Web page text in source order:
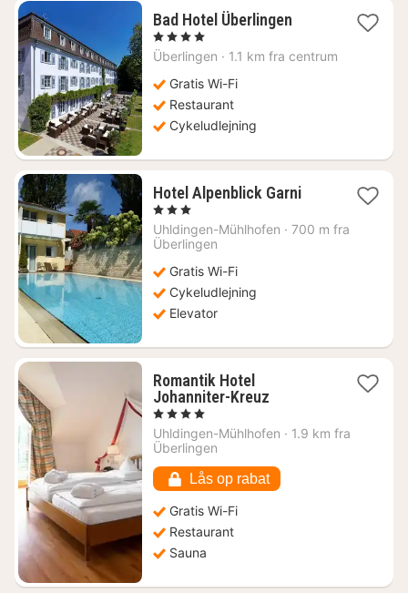
Bad Hotel Überlingen1
fra
, 4 Stjerner
Überlingen · 1.1 km fra centrum
Gratis Wi-Fi
Restaurant
Cykeludlejning
Hotel Alpenblick Garni1
fra
, 3 Stjerner
Uhldingen-Mühlhofen · 700 m fra
Überlingen
Gratis Wi-Fi
Cykeludlejning
Elevator
Romantik Hotel
Johanniter-Kreuz1
fra
, 4 Stjerner
Uhldingen-Mühlhofen · 1.9 km fra
Überlingen
Lås op rabat
Gratis Wi-Fi
Restaurant
Sauna